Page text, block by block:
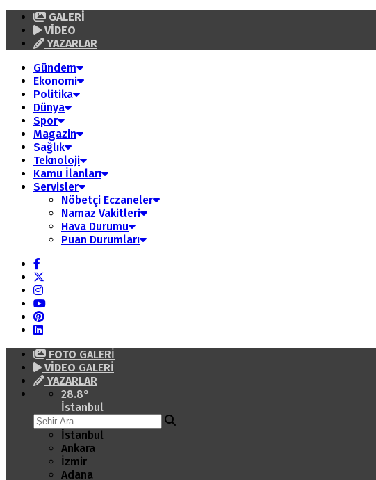
GALERİ
VİDEO
YAZARLAR
Gündem
Ekonomi
Politika
Dünya
Spor
Magazin
Sağlık
Teknoloji
Kamu İlanları
Servisler
Nöbetçi Eczaneler
Namaz Vakitleri
Hava Durumu
Puan Durumları
FOTO GALERİ
VİDEO GALERİ
YAZARLAR
28.8°
İstanbul
İstanbul
Ankara
İzmir
Adana